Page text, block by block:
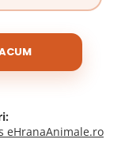
eHranaAnimale.ro